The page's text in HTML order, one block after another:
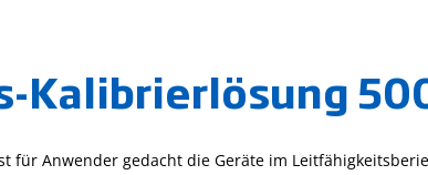
Kalibrierlösung
für Anwender gedacht die Geräte im